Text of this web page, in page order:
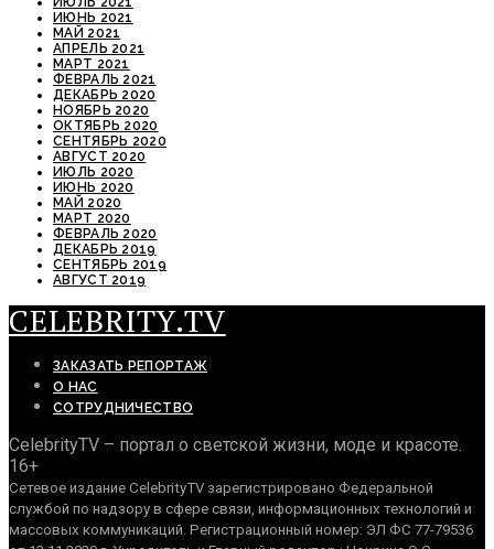
ИЮНЬ 2021
МАЙ 2021
АПРЕЛЬ 2021
МАРТ 2021
ФЕВРАЛЬ 2021
ДЕКАБРЬ 2020
НОЯБРЬ 2020
ОКТЯБРЬ 2020
СЕНТЯБРЬ 2020
АВГУСТ 2020
ИЮЛЬ 2020
ИЮНЬ 2020
МАЙ 2020
МАРТ 2020
ФЕВРАЛЬ 2020
ДЕКАБРЬ 2019
СЕНТЯБРЬ 2019
АВГУСТ 2019
CELEBRITY.TV
ЗАКАЗАТЬ РЕПОРТАЖ
О НАС
СОТРУДНИЧЕСТВО
CelebrityTV – портал о светской жизни, моде и красоте.
16+
Сетевое издание CelebrityTV зарегистрировано Федеральной
службой по надзору в сфере связи, информационных технологий и
массовых коммуникаций. Регистрационный номер: ЭЛ ФС 77-79536